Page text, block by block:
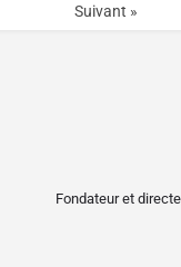
Fondateur et
Suivant »